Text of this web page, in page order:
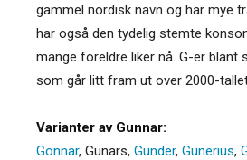
gammel nordisk navn og har mye
har også den tydelig stemte
mange foreldre liker nå. G-er blant
som går litt fram ut over 2000-
Varianter av Gunnar:
Gonnar, Gunars, Gunder, Gunerius,